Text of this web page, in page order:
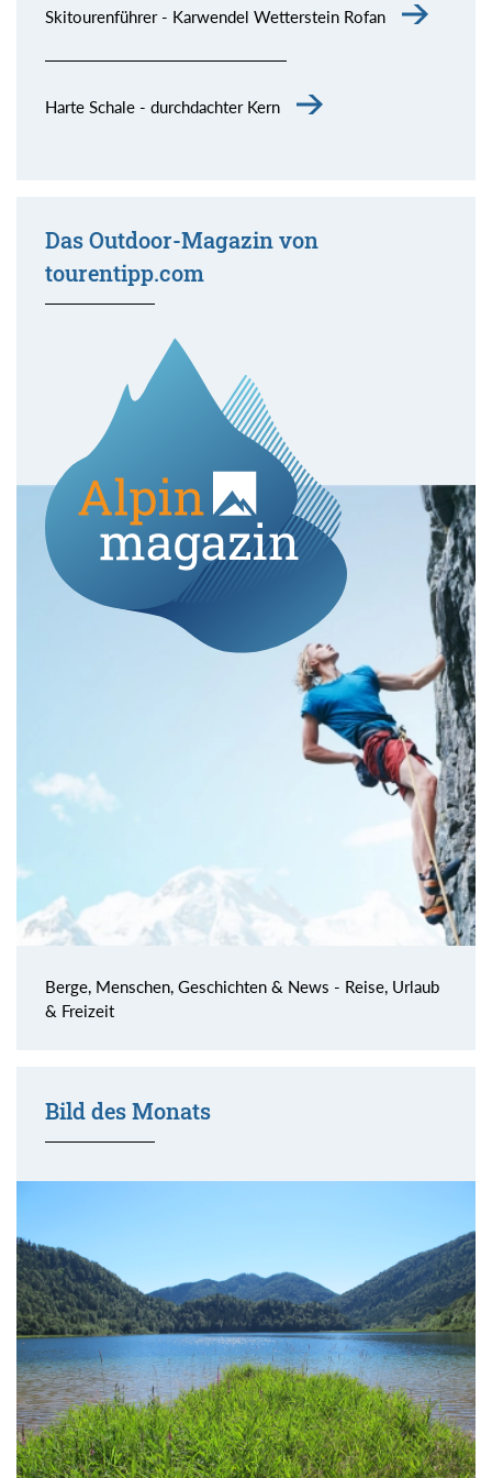
Skitourenführer - Karwendel Wetterstein Rofan
Harte Schale - durchdachter Kern
Das Outdoor-Magazin von
tourentipp.com
Berge, Menschen, Geschichten & News - Reise, Urlaub
& Freizeit
Bild des Monats